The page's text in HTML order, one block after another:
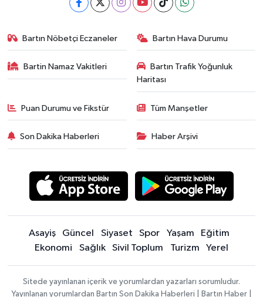
Bartın Nöbetçi Eczaneler Bartın Hava Durumu
Bartin Namaz Vakitleri
Bartın Trafik Yoğunluk
Haritası
Puan Durumu ve Fikstür Tüm Manşetler
Son Dakika Haberleri Haber Arşivi
Asayiş Güncel Siyaset Spor Yaşam
Eğitim
Ekonomi
Sağlık Sivil Toplum Turizm Yerel
Sitede yayınlanan içerik ve yorumlardan yazarları sorumludur.
Yayınlanan yorumlardan Bartın Son Dakika Haberleri | Bartın Haber |